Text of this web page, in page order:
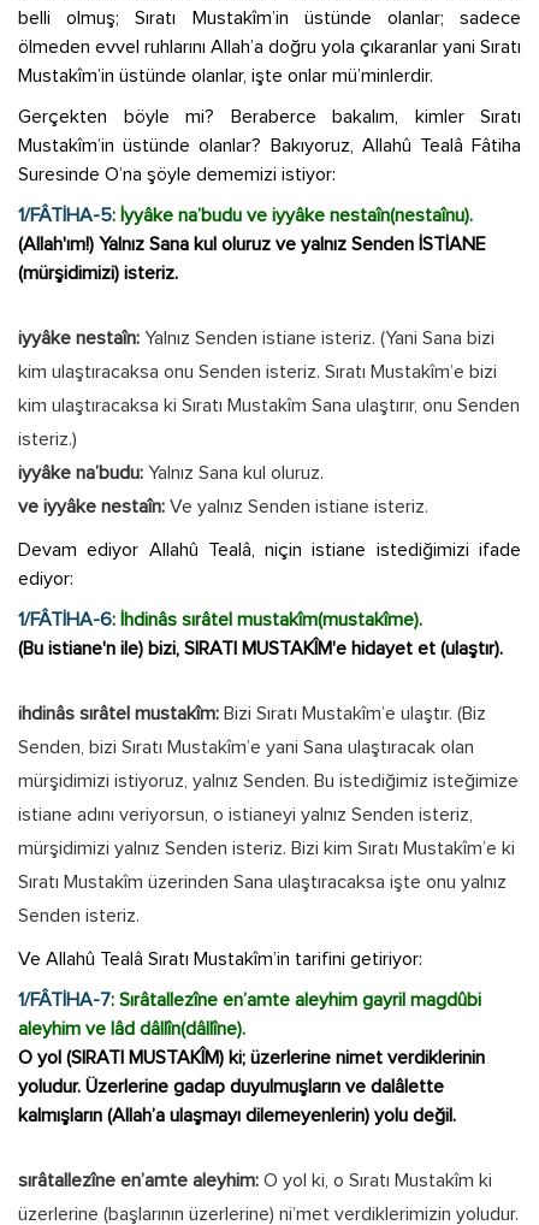
belli olmuş; Sıratı Mustakîm’in üstünde olanlar; sadece
ölmeden evvel ruhlarını Allah’a doğru yola çıkaranlar yani Sıratı
Mustakîm’in üstünde olanlar, işte onlar mü’minlerdir.
Gerçekten böyle mi? Beraberce bakalım, kimler Sıratı
Mustakîm’in üstünde olanlar? Bakıyoruz, Allahû Tealâ Fâtiha
Suresinde O’na şöyle dememizi istiyor:
1/FÂTİHA-5: İyyâke na’budu ve iyyâke nestaîn(nestaînu).
(Allah'ım!) Yalnız Sana kul oluruz ve yalnız Senden İSTİANE
(mürşidimizi) isteriz.
iyyâke nestaîn: Yalnız Senden istiane isteriz. (Yani Sana bizi
kim ulaştıracaksa onu Senden isteriz. Sıratı Mustakîm’e bizi
kim ulaştıracaksa ki Sıratı Mustakîm Sana ulaştırır, onu Senden
isteriz.)
iyyâke na’budu: Yalnız Sana kul oluruz.
ve iyyâke nestaîn: Ve yalnız Senden istiane isteriz.
Devam ediyor Allahû Tealâ, niçin istiane istediğimizi ifade
ediyor:
1/FÂTİHA-6: İhdinâs sırâtel mustakîm(mustakîme).
(Bu istiane'n ile) bizi, SIRATI MUSTAKÎM'e hidayet et (ulaştır).
ihdinâs sırâtel mustakîm: Bizi Sıratı Mustakîm’e ulaştır. (Biz
Senden, bizi Sıratı Mustakîm’e yani Sana ulaştıracak olan
mürşidimizi istiyoruz, yalnız Senden. Bu istediğimiz isteğimize
istiane adını veriyorsun, o istianeyi yalnız Senden isteriz,
mürşidimizi yalnız Senden isteriz. Bizi kim Sıratı Mustakîm’e ki
Sıratı Mustakîm üzerinden Sana ulaştıracaksa işte onu yalnız
Senden isteriz.
Ve Allahû Tealâ Sıratı Mustakîm’in tarifini getiriyor:
1/FÂTİHA-7: Sırâtallezîne en’amte aleyhim gayril magdûbi
aleyhim ve lâd dâllîn(dâllîne).
O yol (SIRATI MUSTAKÎM) ki; üzerlerine nimet verdiklerinin
yoludur. Üzerlerine gadap duyulmuşların ve dalâlette
kalmışların (Allah’a ulaşmayı dilemeyenlerin) yolu değil.
sırâtallezîne en’amte aleyhim: O yol ki, o Sıratı Mustakîm ki
üzerlerine (başlarının üzerlerine) ni’met verdiklerimizin yoludur.